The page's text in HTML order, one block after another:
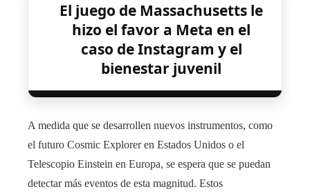
El juego de Massachusetts le
hizo el favor a Meta en el
caso de Instagram y el
bienestar juvenil
A medida que se desarrollen nuevos instrumentos, como
el futuro Cosmic Explorer en Estados Unidos o el
Telescopio Einstein en Europa, se espera que se puedan
detectar más eventos de esta magnitud. Estos